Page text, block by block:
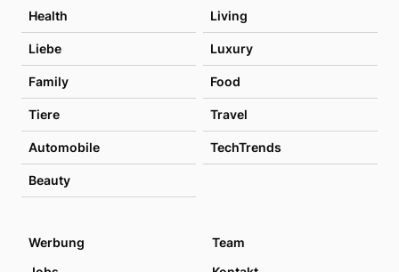
Health Living
Liebe Luxury
Family Food
Tiere Travel
Automobile TechTrends
Beauty
Werbung
Team